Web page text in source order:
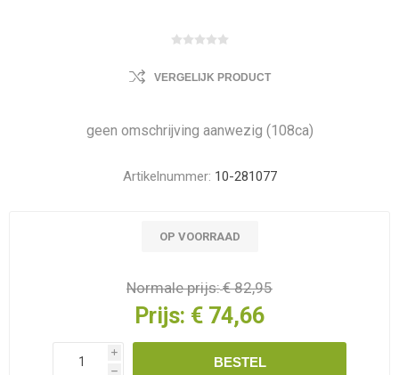
VERGELIJK PRODUCT
geen omschrijving aanwezig (108ca)
Artikelnummer: 10-281077
OP VOORRAAD
Normale prijs:€ 82,95
Prijs: € 74,66
i
h
BESTEL